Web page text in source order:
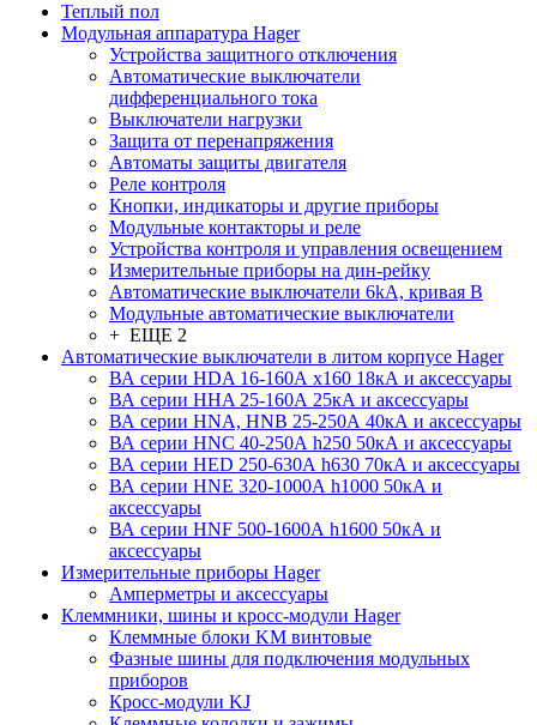
Теплый пол
Модульная аппаратура Hager
Устройства защитного отключения
Автоматические выключатели
дифференциального тока
Выключатели нагрузки
Защита от перенапряжения
Автоматы защиты двигателя
Реле контроля
Кнопки, индикаторы и другие приборы
Модульные контакторы и реле
Устройства контроля и управления освещением
Измерительные приборы на дин-рейку
Автоматические выключатели 6kA, кривая В
Модульные автоматические выключатели
+ ЕЩЕ 2
Автоматические выключатели в литом корпусе Hager
ВА серии HDA 16-160А x160 18кА и аксессуары
ВА серии HHA 25-160А 25кА и аксессуары
ВА серии HNA, HNB 25-250А 40кА и аксессуары
ВА серии HNC 40-250А h250 50кА и аксессуары
ВА серии HED 250-630А h630 70кА и аксессуары
ВА серии HNE 320-1000А h1000 50кА и
аксессуары
ВА серии HNF 500-1600А h1600 50кА и
аксессуары
Измерительные приборы Hager
Амперметры и аксессуары
Клеммники, шины и кросс-модули Hager
Клеммные блоки KM винтовые
Фазные шины для подключения модульных
приборов
Кросс-модули KJ